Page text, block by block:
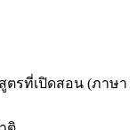
ตรที่เปิดสอน (ภาษา